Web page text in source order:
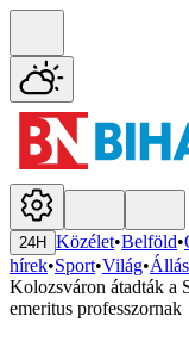
24H Közélet•Belföld•
hírek•Sport•Világ•Állás
Kolozsváron átadták a
emeritus professzornak